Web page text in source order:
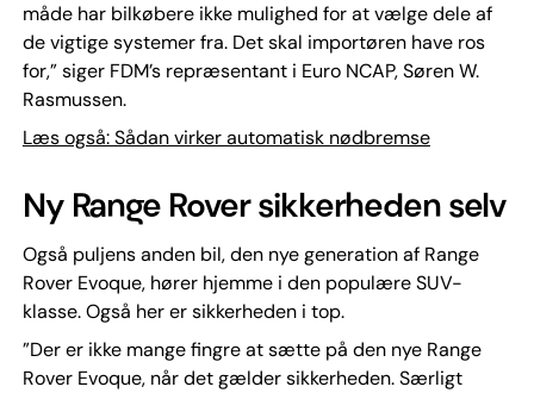
måde har bilkøbere ikke mulighed for at vælge dele af
de vigtige systemer fra. Det skal importøren have ros
for,” siger FDM’s repræsentant i Euro NCAP, Søren W.
Rasmussen.
Læs også: Sådan virker automatisk nødbremse
Ny Range Rover sikkerheden selv
Også puljens anden bil, den nye generation af Range
Rover Evoque, hører hjemme i den populære SUV-
klasse. Også her er sikkerheden i top.
”Der er ikke mange fingre at sætte på den nye Range
Rover Evoque, når det gælder sikkerheden. Særligt